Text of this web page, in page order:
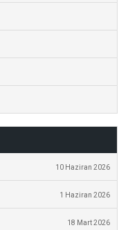
10 Haziran 2026
1 Haziran 2026
18 Mart 2026